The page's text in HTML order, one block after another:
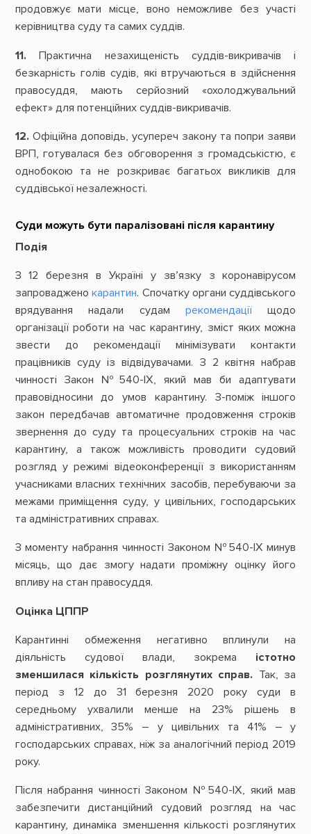
продовжує мати місце, воно неможливе без участі
керівництва суду та самих суддів.
11. Практична незахищеність суддів-викривачів і
безкарність голів судів, які втручаються в здійснення
правосуддя, мають серйозний «охолоджувальний
ефект» для потенційних суддів-викривачів.
12. Офіційна доповідь, усупереч закону та попри заяви
ВРП, готувалася без обговорення з громадськістю, є
однобокою та не розкриває багатьох викликів для
суддівської незалежності.
Суди можуть бути паралізовані після карантину
Подія
З 12 березня в Україні у зв’язку з коронавірусом
запровадженокарантин. Спочатку органи суддівського
врядування надали судам рекомендаціїщодо
організації роботи на час карантину, зміст яких можна
звести до рекомендації мінімізувати контакти
працівників суду із відвідувачами. З 2 квітня набрав
чинності Закон №540-ІХ, який мав би адаптувати
правовідносини до умов карантину. З-поміж іншого
закон передбачав автоматичне продовження строків
звернення до суду та процесуальних строків на час
карантину, а також можливість проводити судовий
розгляд у режимі відеоконференції з використанням
учасниками власних технічних засобів, перебуваючи за
межами приміщення суду, у цивільних, господарських
та адміністративних справах.
З моменту набрання чинності Законом №540-ІХ минув
місяць, що дає змогу надати проміжну оцінку його
впливу на стан правосуддя.
Оцінка ЦППР
Карантинні обмеження негативно вплинули на
діяльність судової влади, зокрема істотно
зменшилася кількість розглянутих справ. Так, за
період з 12 до 31 березня 2020 року суди в
середньому ухвалили менше на 23% рішень в
адміністративних, 35% – у цивільних та 41% – у
господарських справах, ніж за аналогічний період 2019
року.
Після набрання чинності Законом №540-ІХ, який мав
забезпечити дистанційний судовий розгляд на час
карантину, динаміка зменшення кількості розглянутих